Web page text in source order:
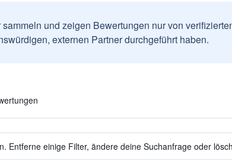
sammeln und zeigen Bewertungen nur von
externen Partner durchgeführt haben.
Entferne einige Filter, ändere deine Suchanfrage oder